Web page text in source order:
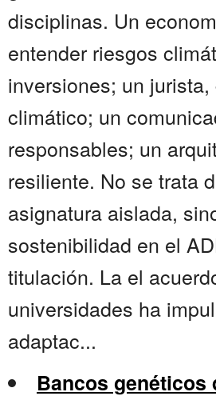
disciplinas. Un
entender riesgos
inversiones; un jurista,
climático; un
responsables; un
resiliente. No se trata
asignatura aislada,
sostenibilidad en el
titulación. La el
universidades ha
adaptac...
Bancos genéticos